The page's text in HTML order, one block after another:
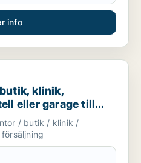
info
restauranglokal, hotell
klinik,
eller garage till
Vallentuna eller
/ butik / klinik /